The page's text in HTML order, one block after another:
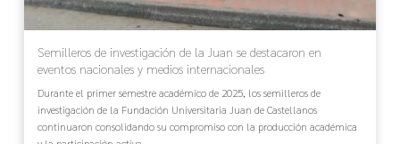
Semilleros de investigación de la Juan se destacaron en
eventos nacionales y medios internacionales
Durante el primer semestre académico de 2025, los semilleros de
investigación de la Fundación Universitaria Juan de Castellanos
continuaron consolidando su compromiso con la producción académica